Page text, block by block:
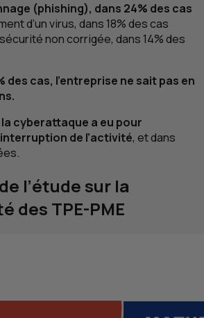
(phishing), dans 24% des cas
d’un virus, dans 18% des cas
non corrigée, dans 14% des
des cas, l’entreprise ne sait pas en
la cyberattaque a eu pour
de l’activité, et dans
l’étude sur la
des TPE-PME